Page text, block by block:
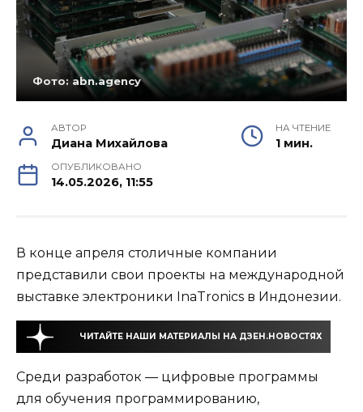
Фото: abn.agency
АВТОР
Диана Михайлова
НА ЧТЕНИЕ
1 мин.
ОПУБЛИКОВАНО
14.05.2026, 11:55
В конце апреля столичные компании
представили свои проекты на международной
выставке электроники InaTronics в Индонезии.
ЧИТАЙТЕ НАШИ МАТЕРИАЛЫ НА ДЗЕН.НОВОСТЯХ
Среди разработок — цифровые программы
для обучения программированию,